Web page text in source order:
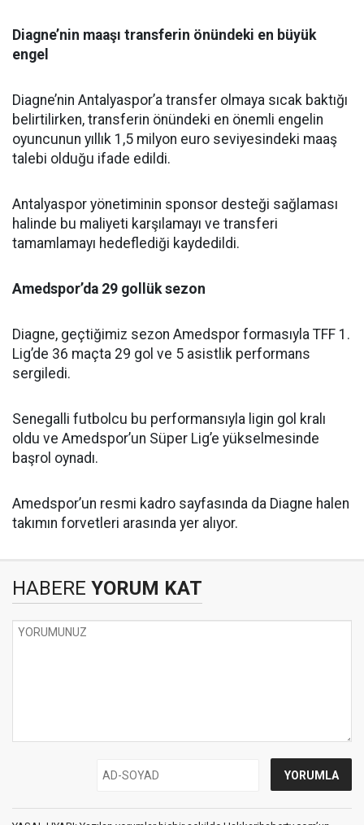
Diagne’nin maaşı transferin önündeki en büyük
engel
Diagne’nin Antalyaspor’a transfer olmaya sıcak baktığı
belirtilirken, transferin önündeki en önemli engelin
oyuncunun yıllık 1,5 milyon euro seviyesindeki maaş
talebi olduğu ifade edildi.
Antalyaspor yönetiminin sponsor desteği sağlaması
halinde bu maliyeti karşılamayı ve transferi
tamamlamayı hedeflediği kaydedildi.
Amedspor’da 29 gollük sezon
Diagne, geçtiğimiz sezon Amedspor formasıyla TFF 1.
Lig’de 36 maçta 29 gol ve 5 asistlik performans
sergiledi.
Senegalli futbolcu bu performansıyla ligin gol kralı
oldu ve Amedspor’un Süper Lig’e yükselmesinde
başrol oynadı.
Amedspor’un resmi kadro sayfasında da Diagne halen
takımın forvetleri arasında yer alıyor.
HABERE YORUM KAT